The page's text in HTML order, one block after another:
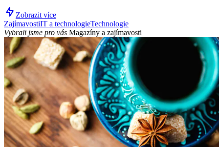
Zobrazit více
ZajímavostiIT a technologieTechnologie
Vybrali jsme pro vás Magazíny a zajímavosti